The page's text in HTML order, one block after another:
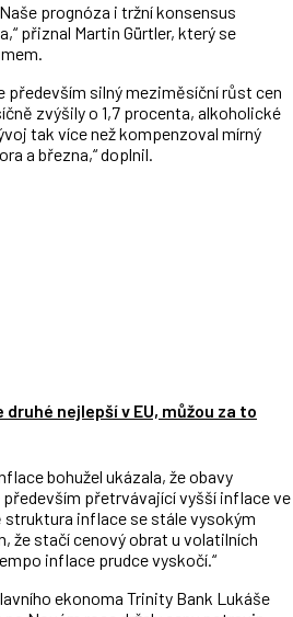
prognóza i tržní konsensus
přiznal Martin Gürtler, který se
především silný meziměsíční růst cen
zvýšily o 1,7 procenta, alkoholické
tak více než kompenzoval mírný
a března,“ doplnil.
nejlepší v EU, můžou za to
bohužel ukázala, že obavy
přetrvávající vyšší inflace ve
struktura inflace se stále vysokým
že stačí cenový obrat u volatilních
inflace prudce vyskočí.“
ekonoma Trinity Bank Lukáše